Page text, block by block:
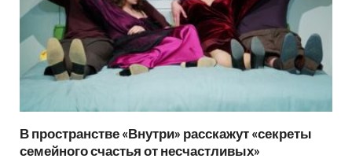
В пространстве «Внутри» расскажут «секреты
семейного счастья от несчастливых»